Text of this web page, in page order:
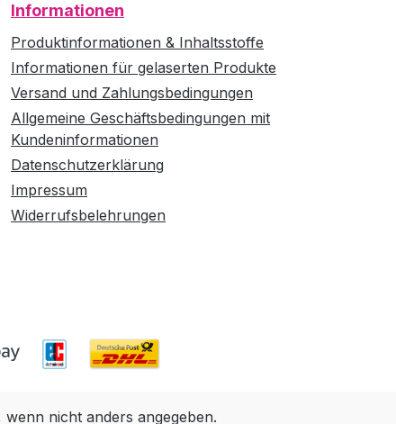
Informationen
Produktinformationen & Inhaltsstoffe
Informationen für gelaserten Produkte
Versand und Zahlungsbedingungen
Allgemeine Geschäftsbedingungen mit
Kundeninformationen
Datenschutzerklärung
Impressum
Widerrufsbelehrungen
nicht anders angegeben.